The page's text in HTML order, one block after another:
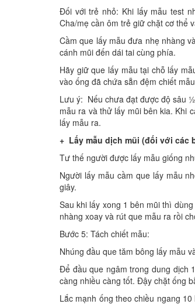
Đối với trẻ nhỏ: Khi lấy mẫu test
Cha/mẹ cần ôm trẻ giữ chặt cơ thể
Cầm que lấy mẫu đưa nhẹ nhàng
cánh mũi đến dái tai cùng phía.
Hãy giữ que lấy mẫu tại chỗ lấy
vào ống đã chứa sẵn đệm chiết
Lưu ý: Nếu chưa đạt được độ sâu
mẫu ra và thử lấy mũi bên kia. Khi
lấy mẫu ra.
+ Lấy mẫu dịch mũi (đối với các
Tư thế người được lấy mẫu giống
Người lấy mẫu cầm que lấy mẫu
giây.
Sau khi lấy xong 1 bên mũi thì
nhàng xoay và rút que mẫu ra rồi
Bước 5: Tách chiết mẫu:
Nhúng đầu que tăm bông lấy mẫu
Để đầu que ngâm trong dung dịch
càng nhiều càng tốt. Đậy chặt ống
Lắc mạnh ống theo chiều ngang